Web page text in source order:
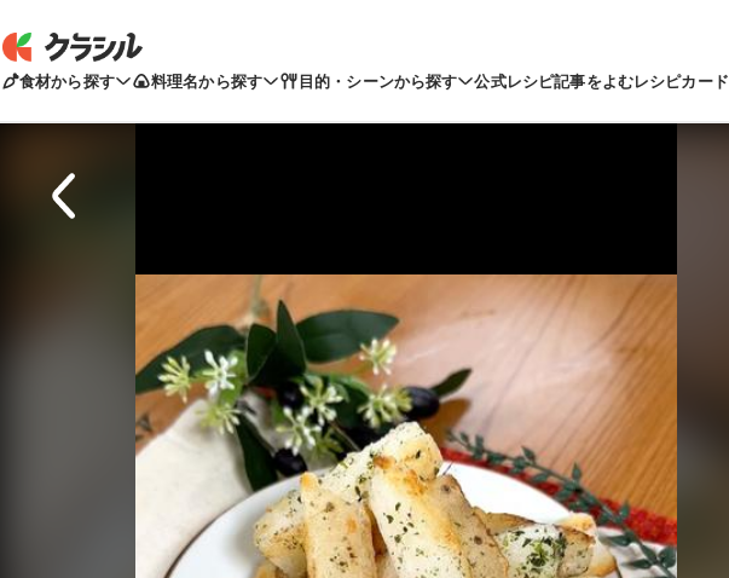
食材から探す 料理名から探す 目的・シーンから探す 公式レシピ記事をよむレシピカード